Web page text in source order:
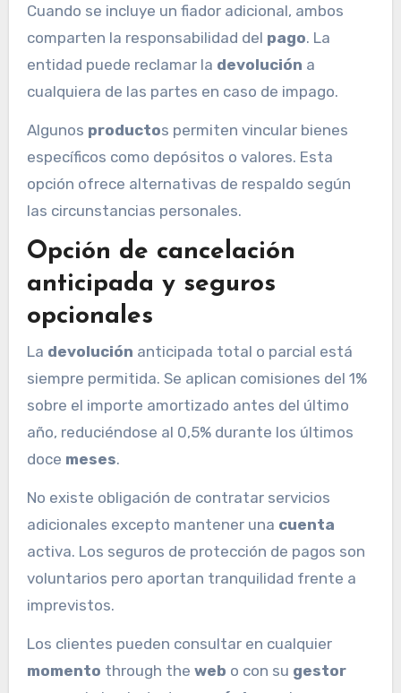
Cuando se incluye un fiador adicional, ambos
comparten la responsabilidad del pago. La
entidad puede reclamar la devolución a
cualquiera de las partes en caso de impago.
Algunos productos permiten vincular bienes
específicos como depósitos o valores. Esta
opción ofrece alternativas de respaldo según
las circunstancias personales.
Opción de cancelación
anticipada y seguros
opcionales
La devolución anticipada total o parcial está
siempre permitida. Se aplican comisiones del 1%
sobre el importe amortizado antes del último
año, reduciéndose al 0,5% durante los últimos
doce meses.
No existe obligación de contratar servicios
adicionales excepto mantener una cuenta
activa. Los seguros de protección de pagos son
voluntarios pero aportan tranquilidad frente a
imprevistos.
Los clientes pueden consultar en cualquier
momento through the web o con su gestor